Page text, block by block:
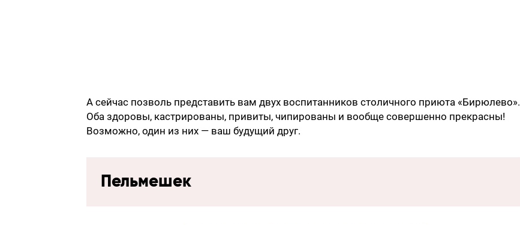
А сейчас позволь представить вам двух воспитанников столичного приюта «Бирюлево».
Оба здоровы, кастрированы, привиты, чипированы и вообще совершенно прекрасны!
Возможно, один из них — ваш будущий друг.
Пельмешек